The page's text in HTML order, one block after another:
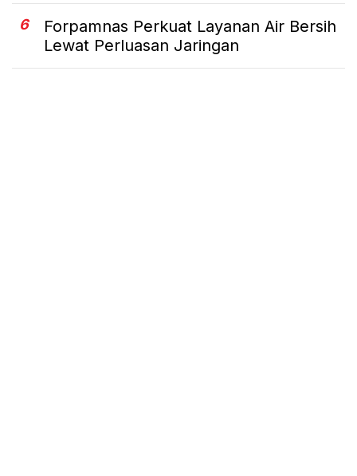
6
Forpamnas Perkuat Layanan Air Bersih
Lewat Perluasan Jaringan